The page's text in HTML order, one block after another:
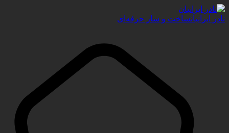
نادر ایرانیانساخت و ساز حرفه‌ای